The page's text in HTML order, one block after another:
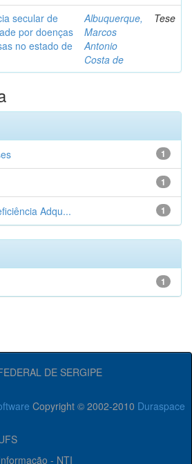
secular de
por doenças
no estado de
Albuquerque,
Marcos
Antonio
Costa de
Tese
1
1
1
Adqu...
1
DE SERGIPE
Copyright © 2002-2010 Duraspace
- NTI